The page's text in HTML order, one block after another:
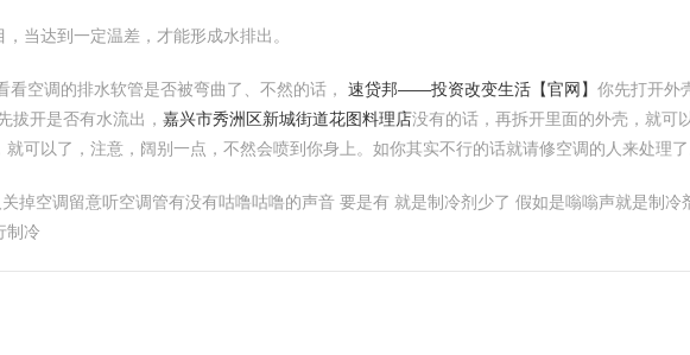
当达到一定温差，才能形成水排出。
看空调的排水软管是否被弯曲了、不然的话， 速贷邦——投资改变生活【官网】 你先打开外
拔开是否有水流出， 嘉兴市秀洲区新城街道花图料理店没有的话，再拆开里面的外壳，就可
可以了，注意，阔别一点，不然会喷到你身上。如你其实不行的话就请修空调的人来处理了
掉空调留意听空调管有没有咕噜咕噜的声音 要是有 就是制冷剂少了 假如是嗡嗡声就是制
制冷